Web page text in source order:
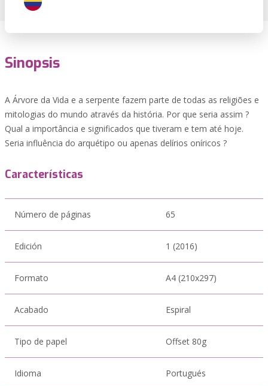
Sinopsis
A Árvore da Vida e a serpente fazem parte de todas as religiões e
mitologias do mundo através da história. Por que seria assim ?
Qual a importância e significados que tiveram e tem até hoje.
Seria influência do arquétipo ou apenas delírios oníricos ?
Características
Número de páginas 65
Edición 1 (2016)
Formato A4 (210x297)
Acabado Espiral
Tipo de papel Offset 80g
Idioma Portugués